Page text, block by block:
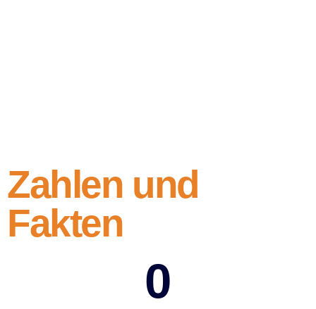
Zahlen und
Fakten
0